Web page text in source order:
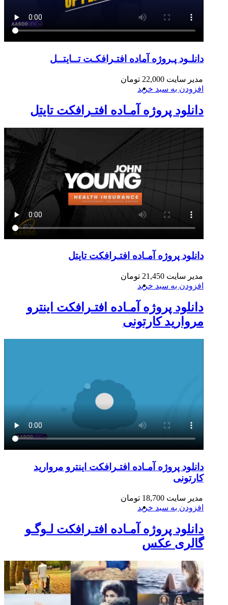
دانلـود پـروژه آماده افتـرافکـت تــایتــل
مدیر سایت 22,000 تومان
افزودن به سبد خرید
دانلود پروژه آمـاده افتـرافکت تایتل
دانلود پروژه آمـاده افتـرافکت تایتل
مدیر سایت 21,450 تومان
افزودن به سبد خرید
دانلود پروژه آمـاده افتـرافکت اینترو
مروارید کارتونی
دانلود پروژه آمـاده افتـرافکت اینترو مروارید
کارتونی
مدیر سایت 18,700 تومان
افزودن به سبد خرید
دانلود پروژه آمـاده افتـرافکت لـوگـو
گالری عکس